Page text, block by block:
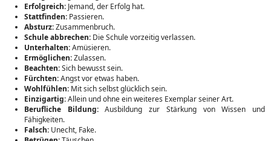
Erfolgreich: Jemand, der Erfolg hat.
Stattfinden: Passieren.
Absturz:Zusammenbruch.
Schule abbrechen: Die Schule vorzeitig verlassen.
Unterhalten:Amüsieren.
Ermöglichen:Zulassen.
Beachten:Sich bewusst sein.
Fürchten:Angst vor etwas haben.
Wohlfühlen: Mit sich selbst glücklich sein.
Einzigartig:Allein und ohne ein weiteres Exemplar seiner Art.
Berufliche Bildung:Ausbildung zur Stärkung von Wissen und
Fähigkeiten.
Falsch: Unecht, Fake.